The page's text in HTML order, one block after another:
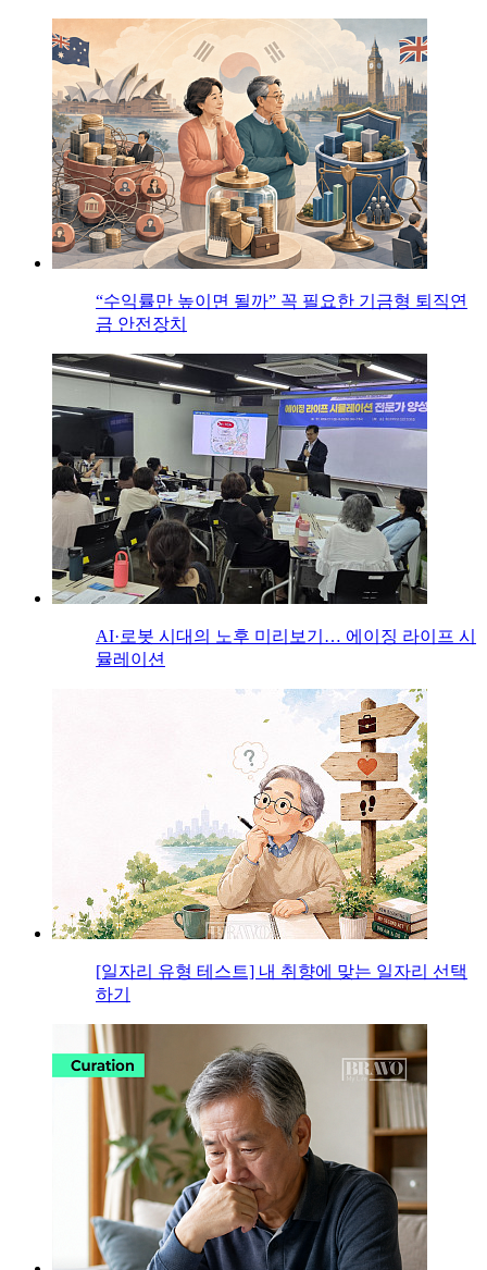
“수익률만 높이면 될까” 꼭 필요한 기금형 퇴직연
금 안전장치
AI·로봇 시대의 노후 미리보기… 에이징 라이프 시
뮬레이션
[일자리 유형 테스트] 내 취향에 맞는 일자리 선택
하기